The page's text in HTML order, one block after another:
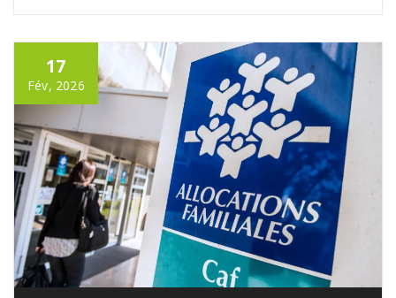
17
Fév, 2026